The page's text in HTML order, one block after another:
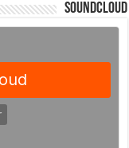
SoundCloud